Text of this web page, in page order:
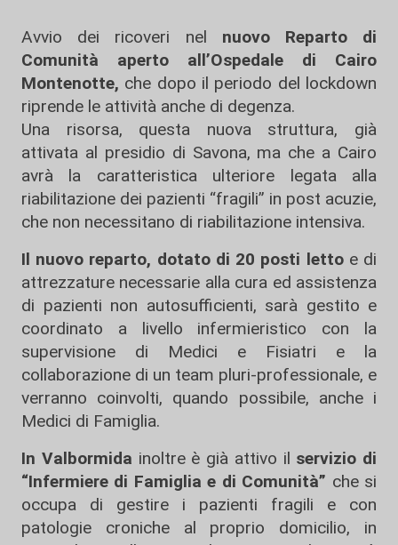
Avvio dei ricoveri nel nuovo Reparto di
Comunità aperto all’Ospedale di Cairo
Montenotte, che dopo il periodo del lockdown
riprende le attività anche di degenza.
Una risorsa, questa nuova struttura, già
attivata al presidio di Savona, ma che a Cairo
avrà la caratteristica ulteriore legata alla
riabilitazione dei pazienti “fragili” in post acuzie,
che non necessitano di riabilitazione intensiva.
Il nuovo reparto, dotato di 20 posti lettoe di
attrezzature necessarie alla cura ed assistenza
di pazienti non autosufficienti, sarà gestito e
coordinato a livello infermieristico con la
supervisione di Medici e Fisiatri e la
collaborazione di un team pluri-professionale, e
verranno coinvolti, quando possibile, anche i
Medici di Famiglia.
In Valbormida inoltre è già attivo il servizio di
“Infermiere di Famiglia e di Comunità” che si
occupa di gestire i pazienti fragili e con
patologie croniche al proprio domicilio, in